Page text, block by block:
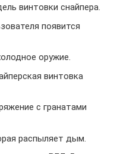
винтовки снайпера.
появится
оружие.
винтовка
с гранатами
распыляет дым.